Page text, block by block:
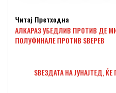
Читај Претходна
АЛКАРАЗ УБЕДЛИВ ПРОТИВ ДЕ
ПОЛУФИНАЛЕ ПРОТИВ ЅВЕРЕВ
ЅВЕЗДАТА НА ЈУНАЈТЕД,